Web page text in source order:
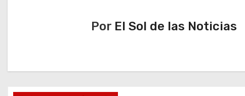
c
Por El Sol de las Noticias